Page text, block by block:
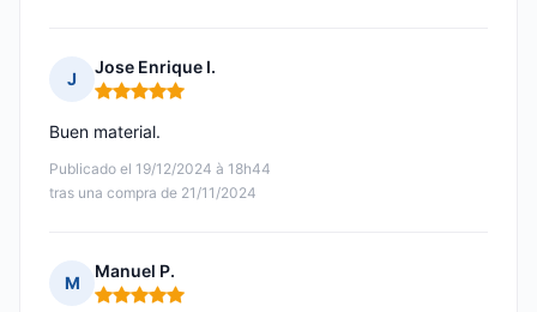
J
Jose Enrique I.
Nota: 5 de 5
Publicado el 19/12/2024 à 18h44
tras una compra de 21/11/2024
Buen material.
M
Manuel P.
Nota: 5 de 5